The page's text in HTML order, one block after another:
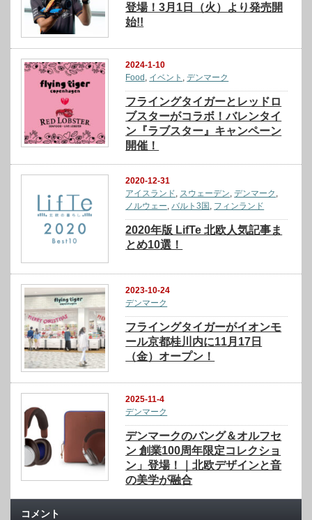
登場！3月1日（火）より発売開
始!!
2024-1-10
Food , イベント ,デンマーク
フライングタイガーとレッドロ
ブスターがコラボ！バレンタイ
ン『ラブスター』キャンペーン
開催！
2020-12-31
アイスランド, スウェーデン,デンマーク ,
ノルウェー,バルト3国 , フィンランド
2020年版 LifTe 北欧人気記事ま
とめ10選！
2023-10-24
デンマーク
フライングタイガーがイオンモ
ール京都桂川内に11月17日
（金）オープン！
2025-11-4
デンマーク
デンマークのバング＆オルフセ
ン 創業100周年限定コレクショ
ン」登場！｜北欧デザインと音
の美学が融合
コメント